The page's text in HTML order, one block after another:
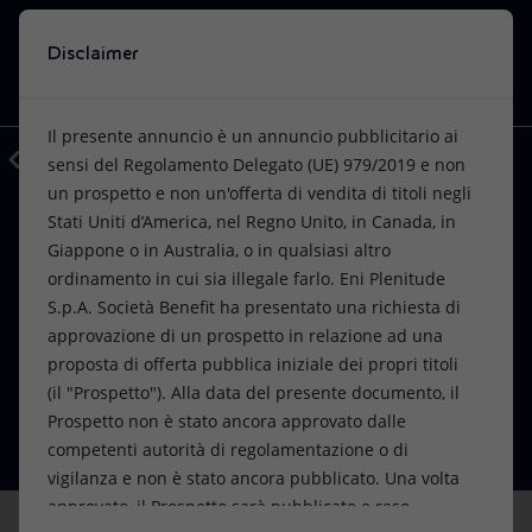
Oppurescopri EnergIA, la nostra nuova soluzione di intelligenza
artificiale.
Visione
Mission e valori
Persone e Partnership
Net Zero
Modello satellitare
Azioni
Diversificazione energetica
Tecnologie per la transizione
Collaborazioni per l'innovazione
Attività nel mondo
Prodotti
Casa
Imprese
Mobilità
Indietro Media Comunicati Stampa 06
FINANZA, STRATEGIA E REPORT
Eni: l’offerta pubblica iniziale delle
azioni Plenitude è stata posticipata in
ragione delle attuali condizioni di
mercato
23 giugno 2022 - 18:18 CEST
artificiale di Eni
Una finestra sul mondo Eni, a tua
disposizione. EnergIA è uno strumento
innovativo basato sulle capacità
dell’intelligenza artificiale, che può aiutarti
a navigare tra i contenuti di eni.com,
trovando subito la risposta alle tue
domande.
INIZIA ORA
Disclaimer
Il presente annuncio è un annuncio pubblicitario ai
sensi del Regolamento Delegato (UE) 979/2019 e non
un prospetto e non un'offerta di vendita di titoli negli
Stati Uniti d’America, nel Regno Unito, in Canada, in
Giappone o in Australia, o in qualsiasi altro
ordinamento in cui sia illegale farlo. Eni Plenitude
S.p.A. Società Benefit ha presentato una richiesta di
approvazione di un prospetto in relazione ad una
proposta di offerta pubblica iniziale dei propri titoli
(il "Prospetto"). Alla data del presente documento, il
Prospetto non è stato ancora approvato dalle
competenti autorità di regolamentazione o di
vigilanza e non è stato ancora pubblicato. Una volta
approvato, il Prospetto sarà pubblicato e reso